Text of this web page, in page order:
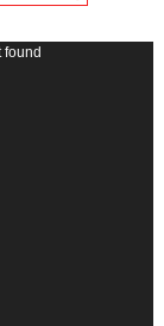
found